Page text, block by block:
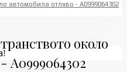
автомобила отляво - A0999064302
около
A0999064302